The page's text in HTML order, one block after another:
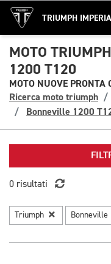
TRIUMPH IMPERIA
MOTO
1200 T120
MOTO NUOVE PRONTA
Ricerca moto triumph
Bonneville 1200
0 risultati
Triumph Bonneville